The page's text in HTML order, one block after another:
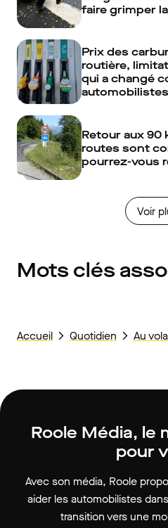
faire grimper
Prix des
routière,
qui a changé
Retour aux 90
routes sont
pourrez-vous
Voir
Mots clés
Accueil Quotidien Au
Roole Média, le
pour
Avec son média, Roole
aider les automobilistes
transition vers une